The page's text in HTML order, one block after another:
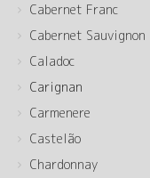
Cabernet Franc
Cabernet Sauvignon
Caladoc
Carignan
Carmenere
Castelão
Chardonnay